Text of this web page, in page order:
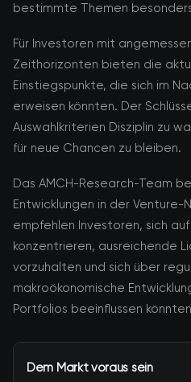
bestimmte Themen
Für Investoren mit
Zeithorizonten bieten die
Einstiegspunkte, die sich im
erweisen könnten. Der
Auswahlkriterien Disziplin zu
für neue Chancen zu bleiben.
Das AMCH-Research-Team
Entwicklungen in der Venture-
empfehlen Investoren, sich
konzentrieren, ausreichende
vorzuhalten und sich über
makroökonomische
Portfolios beeinflussen
Dem Markt voraus sein